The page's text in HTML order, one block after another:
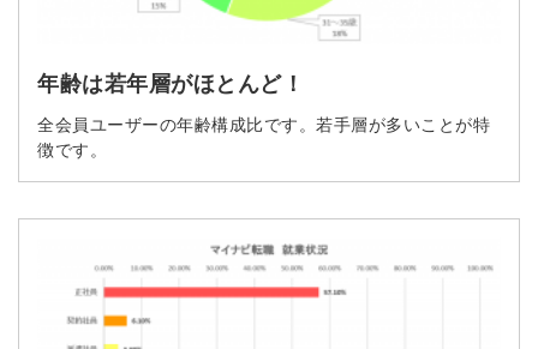
年齢は若年層がほとんど！
全会員ユーザーの年齢構成比です。若手層が多いことが特
徴です。